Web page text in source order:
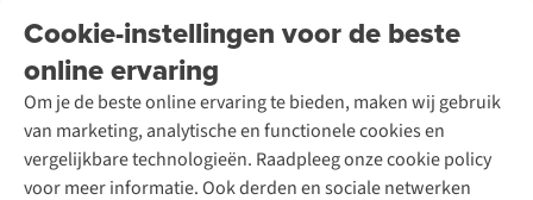
Cookie-instellingen voor de beste
online ervaring
Om je de beste online ervaring te bieden, maken wij gebruik
van marketing, analytische en functionele cookies en
vergelijkbare technologieën. Raadpleeg onze cookie policy
voor meer informatie. Ook derden en sociale netwerken
Garantie
Contact
Onze winkels
Over A.S.Adventure
Toegankelijkheidsverklaring
Ski-onderhoud
Wasservice
Schoenonderhoud
Schoenherstelling
Kledingherstelling
Retouches
A.S.Magazine
Podcast
Explore Academy
Explore Camp
Gear Check
Inspiratie & advies
Meld je aan voor de nieuwsbrief